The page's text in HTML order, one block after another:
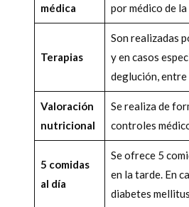
médica
por médico de
Terapias
Son realizadas
y en casos
deglución,
Valoración
nutricional
Se realiza de
controles
5 comidas
al día
Se ofrece 5
en la tarde. En
diabetes